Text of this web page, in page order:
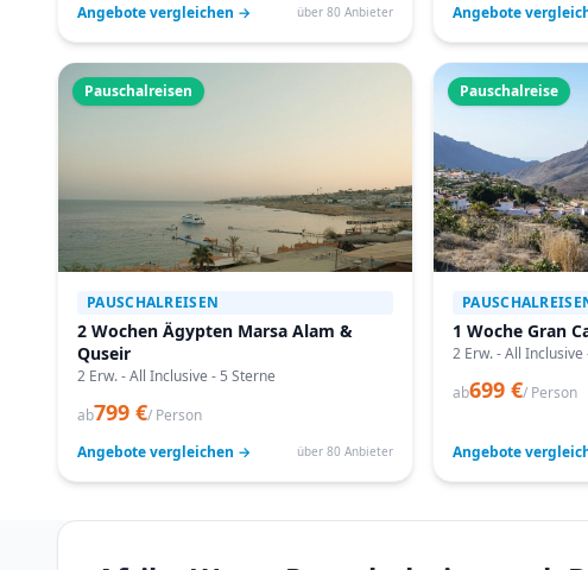
Angebote vergleichen → über 80 Anbieter Angebote
Pauschalreisen
PAUSCHALREISEN
2 Wochen Ägypten Marsa Alam &
Quseir
2 Erw. - All Inclusive - 5 Sterne
ab799 €/ Person
Angebote vergleichen →
über 80 Anbieter
Pauschalreise
1 Woche Gran
2 Erw. - All Inclusive
ab699 €/ Person
Angebote